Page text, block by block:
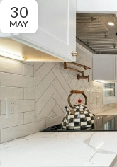
30
MAY